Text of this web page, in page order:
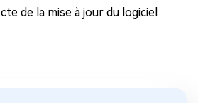
de la mise à jour du logiciel